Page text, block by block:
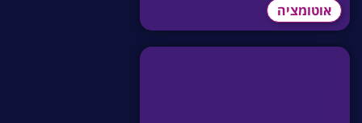
אוטומציה